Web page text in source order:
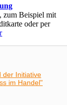
zum Beispiel mit
oder per
der Initiative
im Handel"